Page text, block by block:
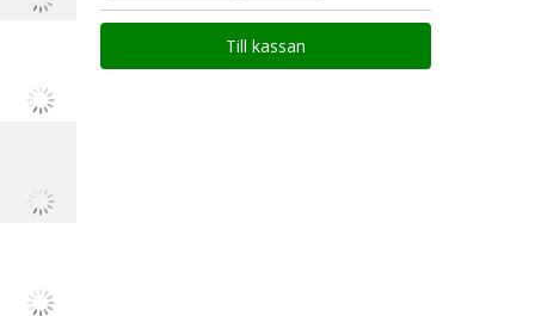
Till kassan